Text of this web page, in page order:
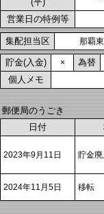
営業日の特例等
集配担当区 那覇東
貯金(入金) × 為替
個人メモ
郵便局のうごき
日付
2023年9月11日 貯金廃
2024年11月5日 移転